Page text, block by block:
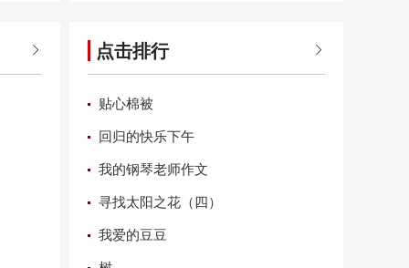
 
点击排行
贴心棉被
回归的快乐下午
我的钢琴老师作文
寻找太阳之花（四）
我爱的豆豆